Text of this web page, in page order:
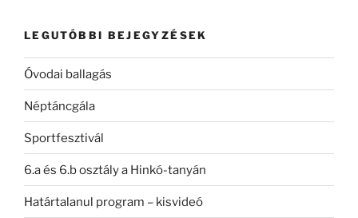
LEGUTÓBBI BEJEGYZÉSEK
Óvodai ballagás
Néptáncgála
Sportfesztivál
6.a és 6.b osztály a Hinkó-tanyán
Határtalanul program – kisvideó